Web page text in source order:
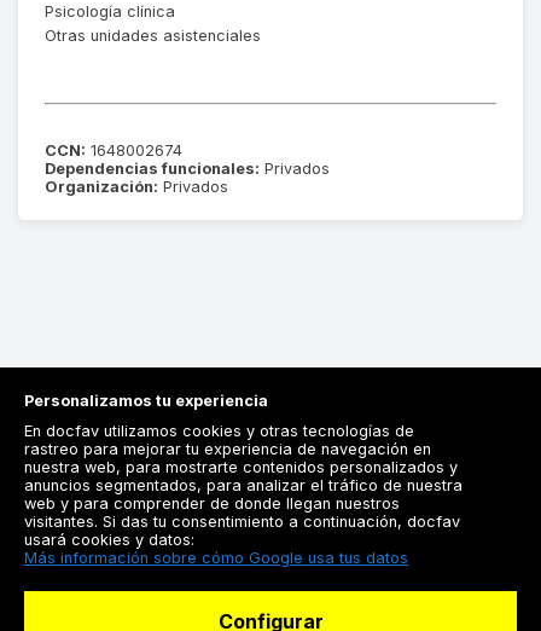
Psicología clínica
Otras unidades asistenciales
CCN: 1648002674
Dependencias funcionales: Privados
Organización: Privados
Registrarse
Docfav
Personalizamos tu experiencia
En docfav utilizamos cookies y otras tecnologías de
rastreo para mejorar tu experiencia de navegación en
nuestra web, para mostrarte contenidos personalizados y
anuncios segmentados, para analizar el tráfico de nuestra
web y para comprender de donde llegan nuestros
visitantes. Si das tu consentimiento a continuación, docfav
usará cookies y datos:
Más información sobre cómo Google usa tus datos
Configurar